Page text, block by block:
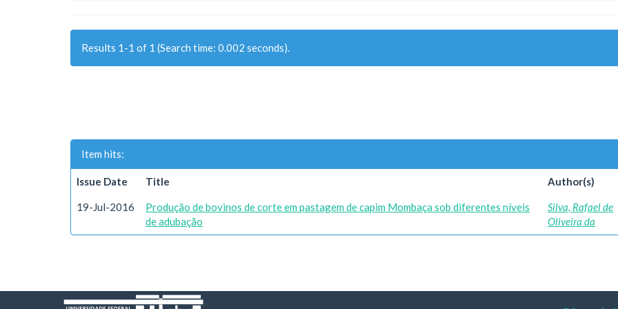
Results 1-1 of 1 (Search time: 0.002 seconds).
Item hits:
Issue Date Title Author(s)
19-Jul-2016
Produção de bovinos de corte em pastagem de capim Mombaça sob diferentes níveis
de adubação
Silva, Rafael de
Oliveira da